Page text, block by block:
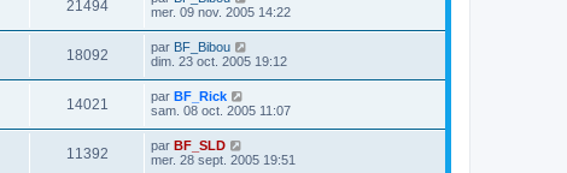
21494
mer. 09 nov. 2005 14:22
18092 par BF_Bibou
dim. 23 oct. 2005 19:12
14021 par BF_Rick
sam. 08 oct. 2005 11:07
11392 par BF_SLD
mer. 28 sept. 2005 19:51